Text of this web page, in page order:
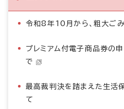
令和8年10月から、粗大ご
プレミアム付電子商品券の
で
最高裁判決を踏まえた生活
て